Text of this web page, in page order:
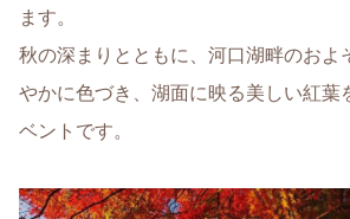
ます。
秋の深まりとともに、河口湖畔のおよ
やかに色づき、湖面に映る美しい紅葉
ベントです。